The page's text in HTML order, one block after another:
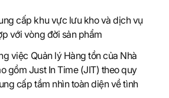
cấp khu vực lưu kho và dịch vụ
với vòng đời sản phẩm
việc Quản lý Hàng tồn của Nhà
gồm Just In Time (JIT) theo quy
cấp tầm nhìn toàn diện về tình